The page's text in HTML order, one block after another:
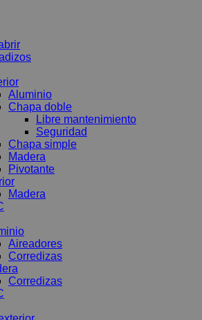
Aluminio
Chapa doble
Libre mantenimiento
Seguridad
Chapa simple
Madera
Pivotante
Madera
Aireadores
Corredizas
Corredizas